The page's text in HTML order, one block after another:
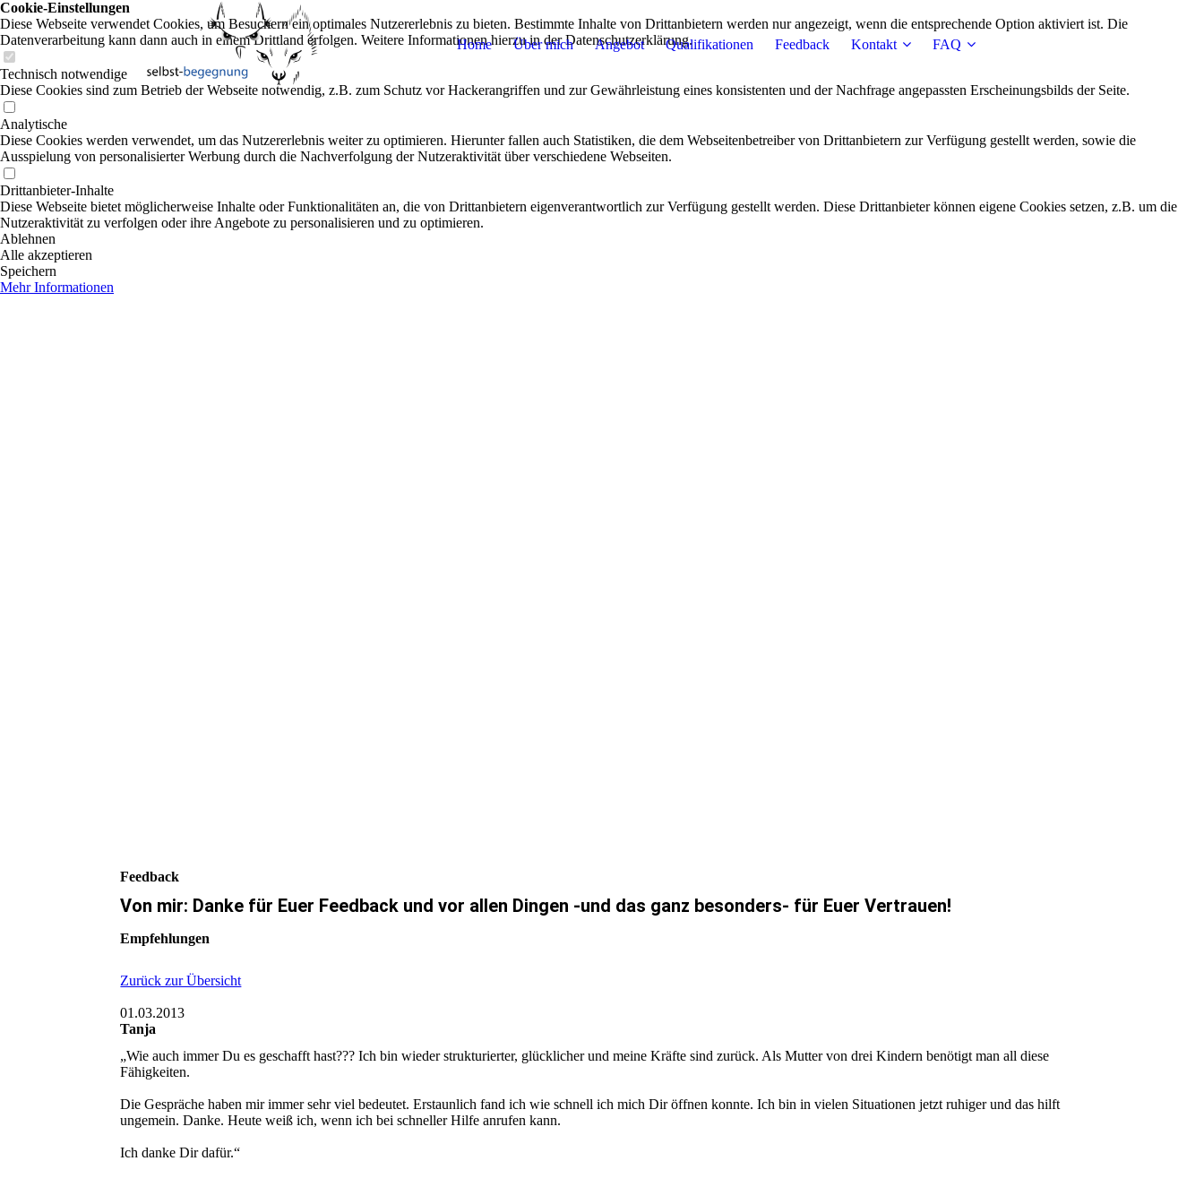
Home Über mich Angebot Qualifikationen Feedback Kontakt FAQ
Feedback
Von mir: Danke für Euer Feedback und vor allen Dingen -und das ganz besonders- für Euer Vertrauen!
Empfehlungen
Zurück zur Übersicht
01.03.2013
Tanja
„Wie auch immer Du es geschafft hast??? Ich bin wieder strukturierter, glücklicher und meine Kräfte sind zurück. Als Mutter von drei Kindern benötigt man all diese
Fähigkeiten.
Die Gespräche haben mir immer sehr viel bedeutet. Erstaunlich fand ich wie schnell ich mich Dir öffnen konnte. Ich bin in vielen Situationen jetzt ruhiger und das hilft
ungemein. Danke. Heute weiß ich, wenn ich bei schneller Hilfe anrufen kann.
Ich danke Dir dafür.“
Cookie-Einstellungen
Diese Webseite verwendet Cookies, um Besuchern ein optimales Nutzererlebnis zu bieten. Bestimmte Inhalte von Drittanbietern werden nur angezeigt, wenn die entsprechende Option aktiviert ist. Die
Datenverarbeitung kann dann auch in einem Drittland erfolgen. Weitere Informationen hierzu in der Datenschutzerklärung.
Technisch notwendige
Diese Cookies sind zum Betrieb der Webseite notwendig, z.B. zum Schutz vor Hackerangriffen und zur Gewährleistung eines konsistenten und der Nachfrage angepassten Erscheinungsbilds der Seite.
Analytische
Diese Cookies werden verwendet, um das Nutzererlebnis weiter zu optimieren. Hierunter fallen auch Statistiken, die dem Webseitenbetreiber von Drittanbietern zur Verfügung gestellt werden, sowie die
Ausspielung von personalisierter Werbung durch die Nachverfolgung der Nutzeraktivität über verschiedene Webseiten.
Drittanbieter-Inhalte
Diese Webseite bietet möglicherweise Inhalte oder Funktionalitäten an, die von Drittanbietern eigenverantwortlich zur Verfügung gestellt werden. Diese Drittanbieter können eigene Cookies setzen, z.B. um die
Nutzeraktivität zu verfolgen oder ihre Angebote zu personalisieren und zu optimieren.
Ablehnen
Alle akzeptieren
Speichern
Mehr Informationen